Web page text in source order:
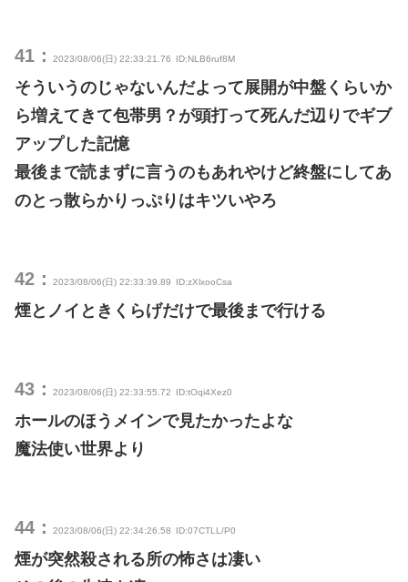
41： 2023/08/06(日) 22:33:21.76 ID:NLB6ruf8M
そういうのじゃないんだよって展開が中盤くらいか
ら増えてきて包帯男？が頭打って死んだ辺りでギブ
アップした記憶
最後まで読まずに言うのもあれやけど終盤にしてあ
のとっ散らかりっぷりはキツいやろ
42： 2023/08/06(日) 22:33:39.89 ID:zXlxooCsa
煙とノイときくらげだけで最後まで行ける
43： 2023/08/06(日) 22:33:55.72 ID:tOqi4Xez0
ホールのほうメインで見たかったよな
魔法使い世界より
44： 2023/08/06(日) 22:34:26.58 ID:07CTLL/P0
煙が突然殺される所の怖さは凄い